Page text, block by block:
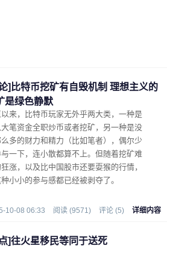
]比特币挖矿有自毁机制 理想主义的
是绿色静默
来，比特币玩家无外乎两大类，一种是
笔资金全职炒币或者挖矿，另一种是没
多的财力和精力（比如笔者），偶尔少
与一下，连小散都算不上。但随着挖矿难
涨，以及比中国股市还要耍猴的行情，
小小的参与感都已经被剥夺了。
10-08 06:33 阅读 (9571) 评论 (5) 详细内容
]往火星移民等同于送死